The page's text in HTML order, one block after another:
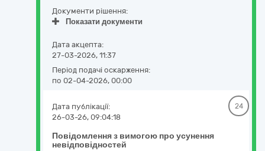
Документи рішення:
Показати документи
Дата акцепта:
27-03-2026, 11:37
Період подачі оскарження:
по 02-04-2026, 00:00
Повідомлення з вимогою про усунення
невідповідностей
Дата публікації:
26-03-26, 09:04:18
24